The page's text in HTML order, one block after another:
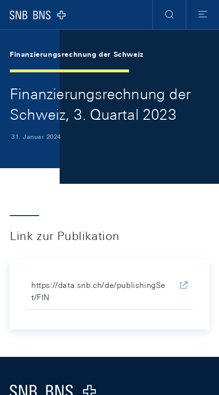
Logo
Suche
Menu
Finanzierungsrechnung der Schweiz
Finanzierungsrechnung der
Schweiz, 3. Quartal 2023
31. Januar 2024
Link zur Publikation
https://data.snb.ch/de/publishingSe
t/FIN
Logo